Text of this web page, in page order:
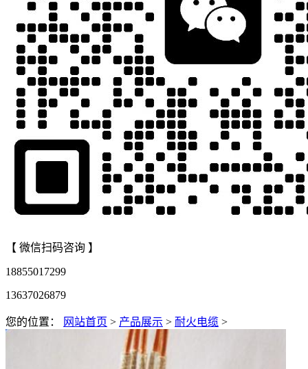
【 微信扫码咨询 】
18855017299
13637026879
您的位置： 网站首页 > 产品展示 > 耐火电缆 >